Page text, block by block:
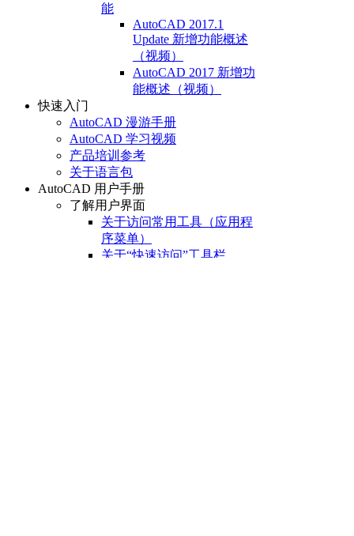
能
AutoCAD 2017.1
Update 新增功能概述
（视频）
AutoCAD 2017 新增功
能概述（视频）
快速入门
AutoCAD 漫游手册
AutoCAD 学习视频
产品培训参考
关于语言包
AutoCAD 用户手册
了解用户界面
关于访问常用工具（应用程
序菜单）
关于“快速访问”工具栏